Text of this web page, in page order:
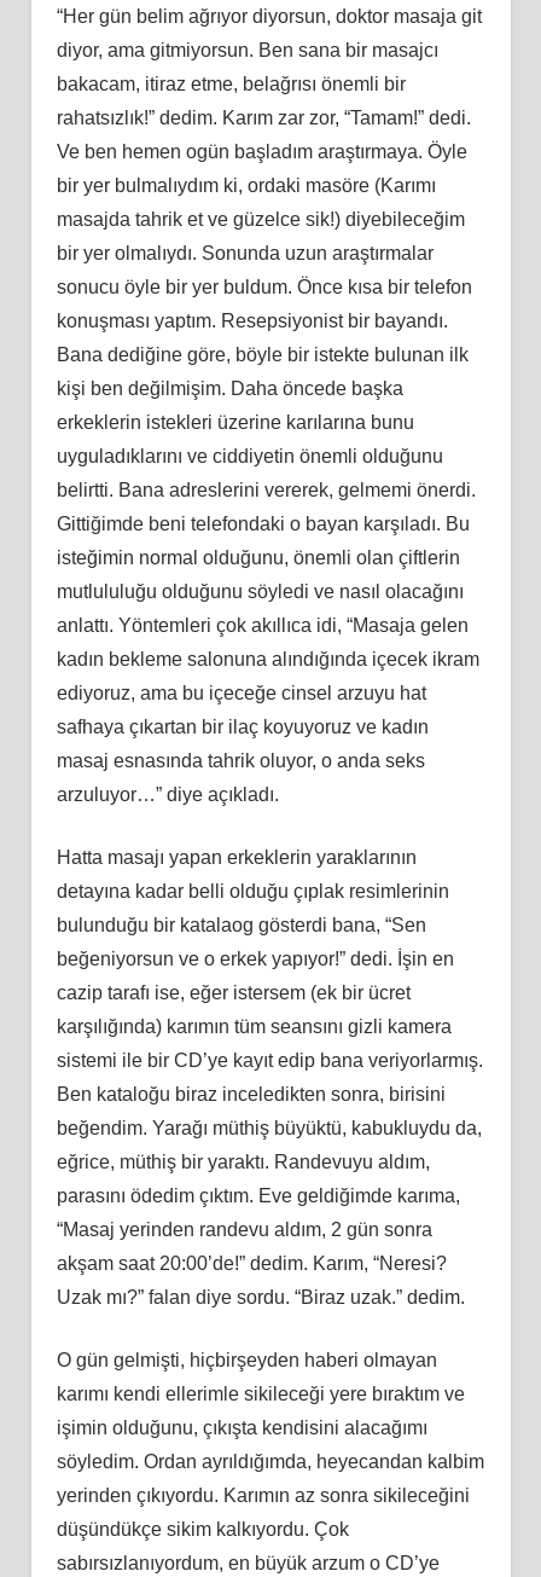
“Her gün belim ağrıyor diyorsun, doktor masaja git
diyor, ama gitmiyorsun. Ben sana bir masajcı
bakacam, itiraz etme, belağrısı önemli bir
rahatsızlık!” dedim. Karım zar zor, “Tamam!” dedi.
Ve ben hemen ogün başladım araştırmaya. Öyle
bir yer bulmalıydım ki, ordaki masöre (Karımı
masajda tahrik et ve güzelce sik!) diyebileceğim
bir yer olmalıydı. Sonunda uzun araştırmalar
sonucu öyle bir yer buldum. Önce kısa bir telefon
konuşması yaptım. Resepsiyonist bir bayandı.
Bana dediğine göre, böyle bir istekte bulunan ilk
kişi ben değilmişim. Daha öncede başka
erkeklerin istekleri üzerine karılarına bunu
uyguladıklarını ve ciddiyetin önemli olduğunu
belirtti. Bana adreslerini vererek, gelmemi önerdi.
Gittiğimde beni telefondaki o bayan karşıladı. Bu
isteğimin normal olduğunu, önemli olan çiftlerin
mutlululuğu olduğunu söyledi ve nasıl olacağını
anlattı. Yöntemleri çok akıllıca idi, “Masaja gelen
kadın bekleme salonuna alındığında içecek ikram
ediyoruz, ama bu içeceğe cinsel arzuyu hat
safhaya çıkartan bir ilaç koyuyoruz ve kadın
masaj esnasında tahrik oluyor, o anda seks
arzuluyor…” diye açıkladı.
Hatta masajı yapan erkeklerin yaraklarının
detayına kadar belli olduğu çıplak resimlerinin
bulunduğu bir katalaog gösterdi bana, “Sen
beğeniyorsun ve o erkek yapıyor!” dedi. İşin en
cazip tarafı ise, eğer istersem (ek bir ücret
karşılığında) karımın tüm seansını gizli kamera
sistemi ile bir CD’ye kayıt edip bana veriyorlarmış.
Ben kataloğu biraz inceledikten sonra, birisini
beğendim. Yarağı müthiş büyüktü, kabukluydu da,
eğrice, müthiş bir yaraktı. Randevuyu aldım,
parasını ödedim çıktım. Eve geldiğimde karıma,
“Masaj yerinden randevu aldım, 2 gün sonra
akşam saat 20:00’de!” dedim. Karım, “Neresi?
Uzak mı?” falan diye sordu. “Biraz uzak.” dedim.
O gün gelmişti, hiçbirşeyden haberi olmayan
karımı kendi ellerimle sikileceği yere bıraktım ve
işimin olduğunu, çıkışta kendisini alacağımı
söyledim. Ordan ayrıldığımda, heyecandan kalbim
yerinden çıkıyordu. Karımın az sonra sikileceğini
düşündükçe sikim kalkıyordu. Çok
sabırsızlanıyordum, en büyük arzum o CD’ye